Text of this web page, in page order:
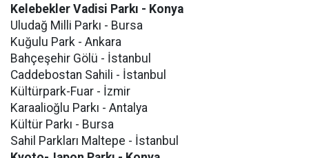
Kelebekler Vadisi Parkı - Konya
Uludağ Milli Parkı - Bursa
Kuğulu Park - Ankara
Bahçeşehir Gölü - İstanbul
Caddebostan Sahili - İstanbul
Kültürpark-Fuar - İzmir
Karaalioğlu Parkı - Antalya
Kültür Parkı - Bursa
Sahil Parkları Maltepe - İstanbul